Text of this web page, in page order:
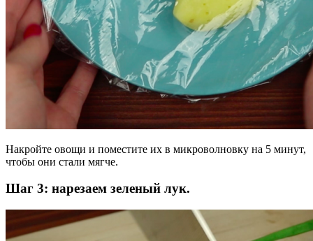
Накройте овощи и поместите их в микроволновку на 5 минут,
чтобы они стали мягче.
Шаг 3: нарезаем зеленый лук.